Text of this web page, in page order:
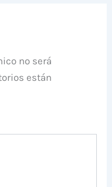
no será
están